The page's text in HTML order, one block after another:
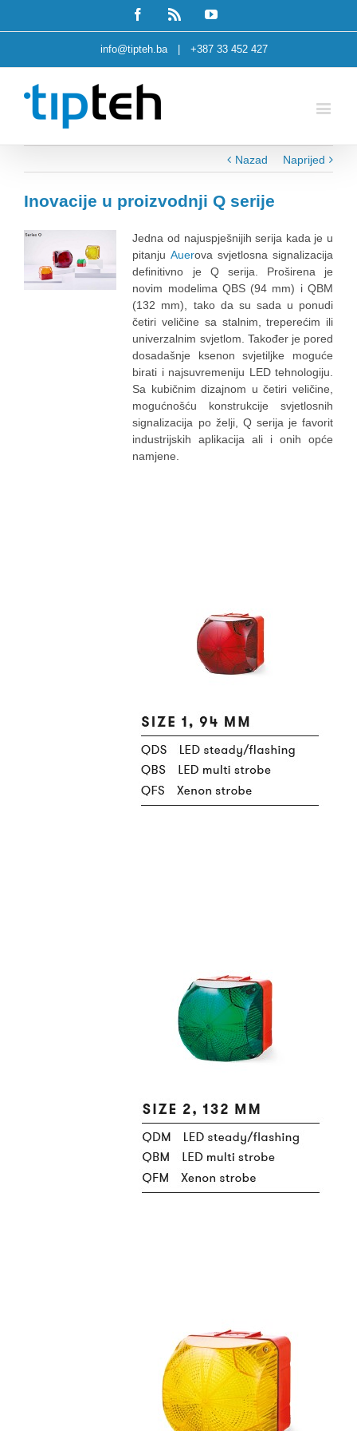
Facebook Youtube
info@tipteh.ba +387 33 452 427
Nazad Naprijed
Inovacije u proizvodnji Q serije
Jedna od najuspješnijih serija kada je u
pitanju Auerova svjetlosna signalizacija
definitivno je Q serija. Proširena je
novim modelima QBS (94 mm) i QBM
(132 mm), tako da su sada u ponudi
četiri veličine sa stalnim, treperećim ili
univerzalnim svjetlom. Također je pored
dosadašnje ksenon svjetiljke moguće
birati i najsuvremeniju LED tehnologiju.
Sa kubičnim dizajnom u četiri veličine,
mogućnošću konstrukcije svjetlosnih
signalizacija po želji, Q serija je favorit
industrijskih aplikacija ali i onih opće
namjene.